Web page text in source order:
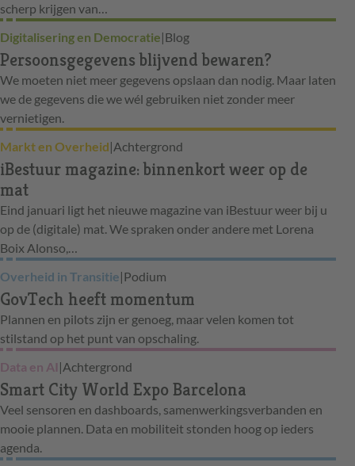
scherp krijgen van…
Digitalisering en Democratie|Blog
Persoonsgegevens blijvend bewaren?
We moeten niet meer gegevens opslaan dan nodig. Maar laten
we de gegevens die we wél gebruiken niet zonder meer
vernietigen.
Markt en Overheid|Achtergrond
iBestuur magazine: binnenkort weer op de
mat
Eind januari ligt het nieuwe magazine van iBestuur weer bij u
op de (digitale) mat. We spraken onder andere met Lorena
Boix Alonso,…
Overheid in Transitie|Podium
GovTech heeft momentum
Plannen en pilots zijn er genoeg, maar velen komen tot
stilstand op het punt van opschaling.
Data en AI |Achtergrond
Smart City World Expo Barcelona
Veel sensoren en dashboards, samenwerkingsverbanden en
mooie plannen. Data en mobiliteit stonden hoog op ieders
agenda.